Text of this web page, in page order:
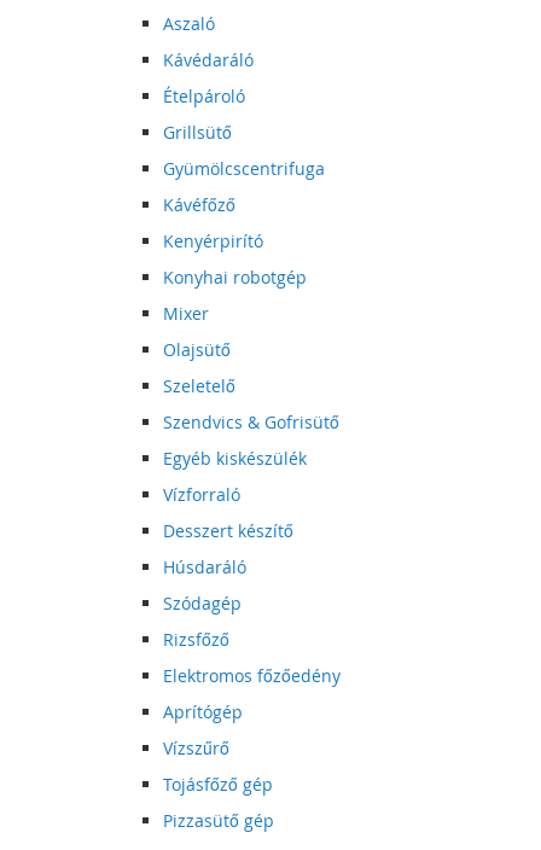
Aszaló
Kávédaráló
Ételpároló
Grillsütő
Gyümölcscentrifuga
Kávéfőző
Kenyérpirító
Konyhai robotgép
Mixer
Olajsütő
Szeletelő
Szendvics & Gofrisütő
Egyéb kiskészülék
Vízforraló
Desszert készítő
Húsdaráló
Szódagép
Rizsfőző
Elektromos főzőedény
Aprítógép
Vízszűrő
Tojásfőző gép
Pizzasütő gép